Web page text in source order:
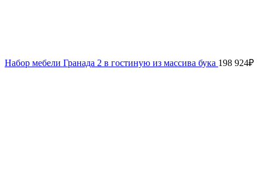
Набор мебели Гранада 2 в гостиную из массива бука 198 924₽